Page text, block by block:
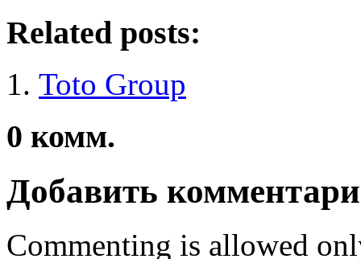
Related posts:
Toto Group
0 комм.
Добавить
Commenting is allowed